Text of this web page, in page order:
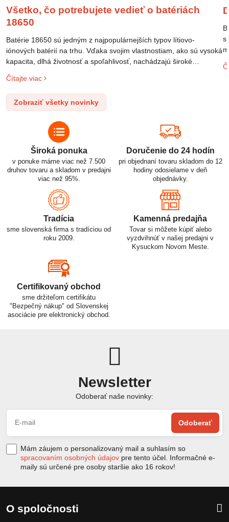
Všetko, čo potrebujete vedieť o batériách
18650
Batérie 18650 sú jedným z najpopulárnejších typov lítiovo-
iónových batérií na trhu. Vďaka svojim vlastnostiam, ako sú vysoká
kapacita, dlhá životnosť a spoľahlivosť, nachádzajú široké
po elektrické vozidlá. Pochopenie ich delenia, označovania a
správneho používania je kľúčom k ich efektívnemu a bezpečnému
využitiu.
Čítajte viac
Zobraziť všetky novinky
Široká ponuka
v ponuke máme viac než 7.500
druhov tovaru a skladom v predajni
viac než 95%.
Doručenie do 24 hodín
pri objednaní tovaru skladom do 12
hodiny odosielame v deň
objednávky.
Tradícia
sme slovenská firma s tradíciou od
roku 2009.
Kamenná predajňa
Tovar si môžete kúpiť alebo
vyzdvihnúť v našej predajni v
Kysuckom Novom Meste.
Certifikovaný obchod
sme držiteľom certifikátu
"Bezpečný nákup" od Slovenskej
asociácie pre elektronický obchod.
Newsletter
Odoberať naše novinky:
Odoberať
Mám záujem o personalizovaný mail a suhlasím so
spracovaním osobných údajov pre tento účel. Informačné e-
maily sú určené pre osoby staršie ako 16 rokov!
O spoločnosti